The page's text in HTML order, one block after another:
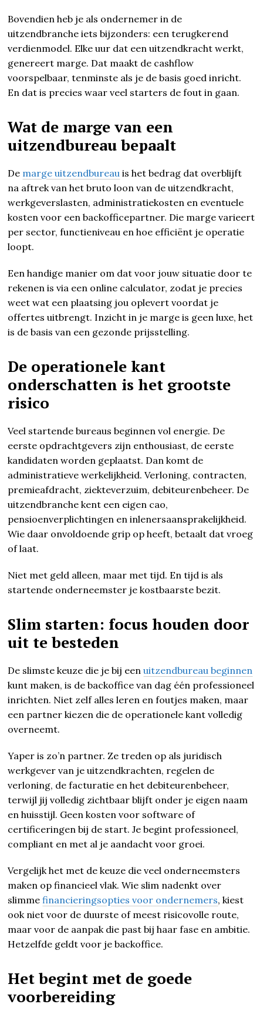
Bovendien heb je als ondernemer in de
uitzendbranche iets bijzonders: een terugkerend
verdienmodel. Elke uur dat een uitzendkracht werkt,
genereert marge. Dat maakt de cashflow
voorspelbaar, tenminste als je de basis goed inricht.
En dat is precies waar veel starters de fout in gaan.
Wat de marge van een
uitzendbureau bepaalt
De marge uitzendbureau is het bedrag dat overblijft
na aftrek van het bruto loon van de uitzendkracht,
werkgeverslasten, administratiekosten en eventuele
kosten voor een backofficepartner. Die marge varieert
per sector, functieniveau en hoe efficiënt je operatie
loopt.
Een handige manier om dat voor jouw situatie door te
rekenen is via een online calculator, zodat je precies
weet wat een plaatsing jou oplevert voordat je
offertes uitbrengt. Inzicht in je marge is geen luxe, het
is de basis van een gezonde prijsstelling.
De operationele kant
onderschatten is het grootste
risico
Veel startende bureaus beginnen vol energie. De
eerste opdrachtgevers zijn enthousiast, de eerste
kandidaten worden geplaatst. Dan komt de
administratieve werkelijkheid. Verloning, contracten,
premieafdracht, ziekteverzuim, debiteurenbeheer. De
uitzendbranche kent een eigen cao,
pensioenverplichtingen en inlenersaansprakelijkheid.
Wie daar onvoldoende grip op heeft, betaalt dat vroeg
of laat.
Niet met geld alleen, maar met tijd. En tijd is als
startende onderneemster je kostbaarste bezit.
Slim starten: focus houden door
uit te besteden
De slimste keuze die je bij eenuitzendbureau beginnen
kunt maken, is de backoffice van dag één professioneel
inrichten. Niet zelf alles leren en foutjes maken, maar
een partner kiezen die de operationele kant volledig
overneemt.
Yaper is zo’n partner. Ze treden op als juridisch
werkgever van je uitzendkrachten, regelen de
verloning, de facturatie en het debiteurenbeheer,
terwijl jij volledig zichtbaar blijft onder je eigen naam
en huisstijl. Geen kosten voor software of
certificeringen bij de start. Je begint professioneel,
compliant en met al je aandacht voor groei.
Vergelijk het met de keuze die veel onderneemsters
maken op financieel vlak. Wie slim nadenkt over
slimmefinancieringsopties voor ondernemers, kiest
ook niet voor de duurste of meest risicovolle route,
maar voor de aanpak die past bij haar fase en ambitie.
Hetzelfde geldt voor je backoffice.
Het begint met de goede
voorbereiding